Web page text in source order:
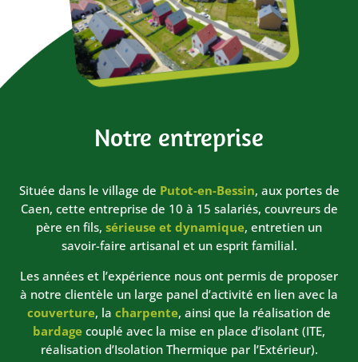
Notre entreprise
Située dans le village de Putot-en-Bessin, aux portes de
Caen, cette entreprise de 10 à 15 salariés, couvreurs de
père en fils, sérieuse et dynamique, entretien un
savoir-faire artisanal et un esprit familial.
Les années et l’expérience nous ont permis de proposer
à notre clientèle un large panel d’activité en lien avec la
couverture, la charpente, ainsi que la réalisation de
bardage couplé avec la mise en place d’isolant (ITE,
réalisation d’Isolation Thermique par l’Extérieur).